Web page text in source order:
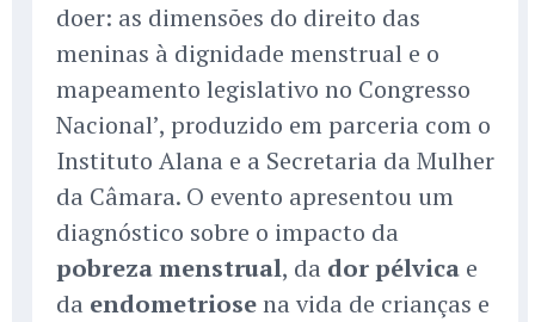
doer: as dimensões do direito das
meninas à dignidade menstrual e o
mapeamento legislativo no Congresso
Nacional’, produzido em parceria com o
Instituto Alana e a Secretaria da Mulher
da Câmara. O evento apresentou um
diagnóstico sobre o impacto da
pobreza menstrual, da dor pélvica e
da endometriosena vida de crianças e